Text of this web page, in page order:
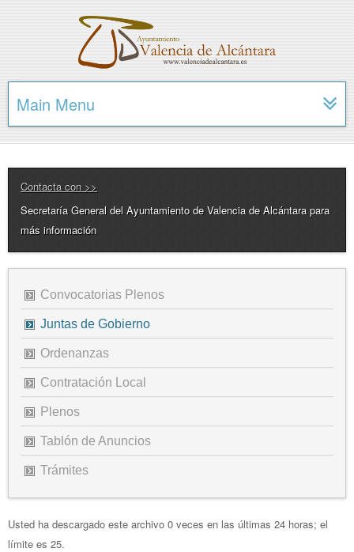
Main Menu
Contacta con >>
Secretaría General del Ayuntamiento de Valencia de Alcántara para
más información
Convocatorias Plenos
Juntas de Gobierno
Ordenanzas
Contratación Local
Plenos
Tablón de Anuncios
Trámites
Usted ha descargado este archivo 0 veces en las últimas 24 horas; el
límite es 25.